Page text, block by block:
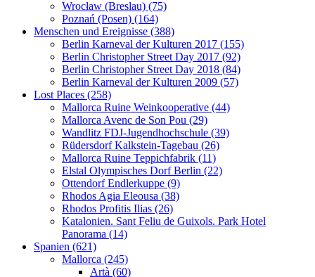
Wrocław (Breslau) (75)
Poznań (Posen) (164)
Menschen und Ereignisse (388)
Berlin Karneval der Kulturen 2017 (155)
Berlin Christopher Street Day 2017 (92)
Berlin Christopher Street Day 2018 (84)
Berlin Karneval der Kulturen 2009 (57)
Lost Places (258)
Mallorca Ruine Weinkooperative (44)
Mallorca Avenc de Son Pou (29)
Wandlitz FDJ-Jugendhochschule (39)
Rüdersdorf Kalkstein-Tagebau (26)
Mallorca Ruine Teppichfabrik (11)
Elstal Olympisches Dorf Berlin (22)
Ottendorf Endlerkuppe (9)
Rhodos Agia Eleousa (38)
Rhodos Profitis Ilias (26)
Katalonien. Sant Feliu de Guixols. Park Hotel
Panorama (14)
Spanien (621)
Mallorca (245)
Artà (60)